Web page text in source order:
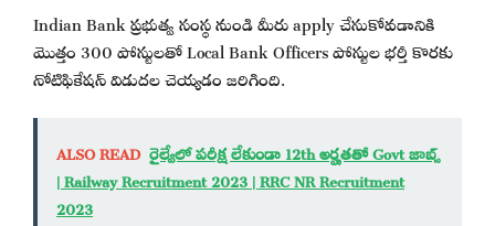
Indian Bank ప్రభుత్వ సంస్థ నుండి మీరు apply చేసుకోవడానికి
మొత్తం 300 పోస్టులతో Local Bank Officers పోస్టుల భర్తీ కొరకు
నోటిఫికేషన్ విడుదల చెయ్యడం జరిగింది.
ALSO READ రైల్వేలో పరీక్ష లేకుండా 12th అర్హతతో Govt జాబ్స్
| Railway Recruitment 2023 | RRC NR Recruitment
2023